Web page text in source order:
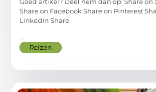
Share on Facebook Share on Pinterest
LinkedIn Share
...
Reizen